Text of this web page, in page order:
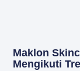
Maklon
Mengikuti